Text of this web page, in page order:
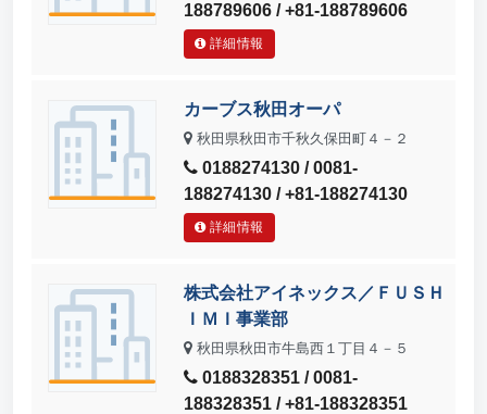
188789606 / +81-188789606
詳細情報
カーブス秋田オーパ
秋田県秋田市千秋久保田町４－２
0188274130 / 0081-
188274130 / +81-188274130
詳細情報
株式会社アイネックス／ＦＵＳＨ
ＩＭＩ事業部
秋田県秋田市牛島西１丁目４－５
0188328351 / 0081-
188328351 / +81-188328351